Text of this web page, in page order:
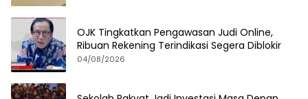
OJK Tingkatkan Pengawasan Judi Online,
Ribuan Rekening Terindikasi Segera Diblokir
04/08/2026